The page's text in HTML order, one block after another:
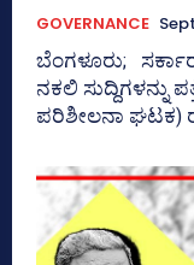
GOVERNANCE
ಬೆಂಗಳೂರು;
ನಕಲಿ ಸುದ್ದಿಗಳನ್ನು
ಪರಿಶೀಲನಾ ಘಟಕ)